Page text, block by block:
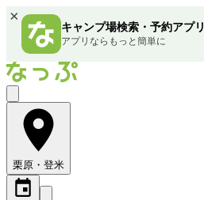
×
キャンプ場検索・予約アプリ
アプリならもっと簡単に
栗原・登米